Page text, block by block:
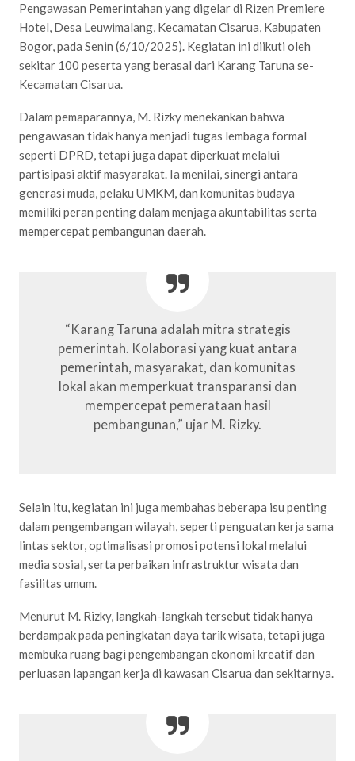
Pengawasan Pemerintahan yang digelar di Rizen Premiere
Hotel, Desa Leuwimalang, Kecamatan Cisarua, Kabupaten
Bogor, pada Senin (6/10/2025). Kegiatan ini diikuti oleh
sekitar 100 peserta yang berasal dari Karang Taruna se-
Kecamatan Cisarua.
Dalam pemaparannya, M. Rizky menekankan bahwa
pengawasan tidak hanya menjadi tugas lembaga formal
seperti DPRD, tetapi juga dapat diperkuat melalui
partisipasi aktif masyarakat. Ia menilai, sinergi antara
generasi muda, pelaku UMKM, dan komunitas budaya
memiliki peran penting dalam menjaga akuntabilitas serta
mempercepat pembangunan daerah.
“Karang Taruna adalah mitra strategis
pemerintah. Kolaborasi yang kuat antara
pemerintah, masyarakat, dan komunitas
lokal akan memperkuat transparansi dan
mempercepat pemerataan hasil
pembangunan,” ujar M. Rizky.
Selain itu, kegiatan ini juga membahas beberapa isu penting
dalam pengembangan wilayah, seperti penguatan kerja sama
lintas sektor, optimalisasi promosi potensi lokal melalui
media sosial, serta perbaikan infrastruktur wisata dan
fasilitas umum.
Menurut M. Rizky, langkah-langkah tersebut tidak hanya
berdampak pada peningkatan daya tarik wisata, tetapi juga
membuka ruang bagi pengembangan ekonomi kreatif dan
perluasan lapangan kerja di kawasan Cisarua dan sekitarnya.